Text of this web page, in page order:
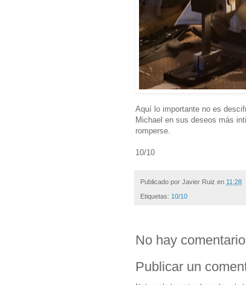
Aquí lo importante no es
Michael en sus deseos más
romperse.
10/10
Publicado por Javier Ruiz en 11:28
Etiquetas: 10/10
No hay
Publicar un